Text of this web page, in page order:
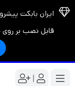
ایران بابکت
قابل نصب بر روی
|